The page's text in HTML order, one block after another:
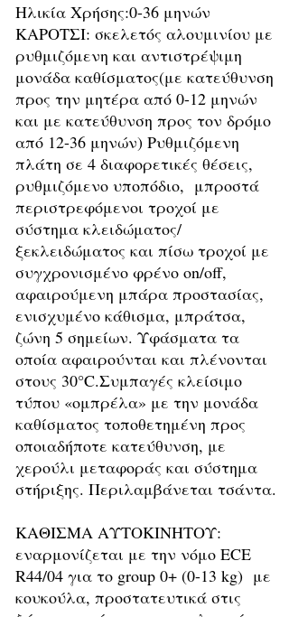
Ηλικία Χρήσης:0-36 μηνών
ΚΑΡΟΤΣΙ: σκελετός αλουμινίου με
ρυθμιζόμενη και αντιστρέψιμη
μονάδα καθίσματος(με κατεύθυνση
προς την μητέρα από 0-12 μηνών
και με κατεύθυνση προς τον δρόμο
από 12-36 μηνών) Ρυθμιζόμενη
πλάτη σε 4 διαφορετικές θέσεις,
ρυθμιζόμενο υποπόδιο, μπροστά
περιστρεφόμενοι τροχοί με
σύστημα κλειδώματος/
ξεκλειδώματος και πίσω τροχοί με
συγχρονισμένο φρένο on/off,
αφαιρούμενη μπάρα προστασίας,
ενισχυμένο κάθισμα, μπράτσα,
ζώνη 5 σημείων. Υφάσματα τα
οποία αφαιρούνται και πλένονται
στους 30°C.Συμπαγές κλείσιμο
τύπου «ομπρέλα» με την μονάδα
καθίσματος τοποθετημένη προς
οποιαδήποτε κατεύθυνση, με
χερούλι μεταφοράς και σύστημα
στήριξης. Περιλαμβάνεται τσάντα.
ΚΑΘΙΣΜΑ ΑΥΤΟΚΙΝΗΤΟΥ:
εναρμονίζεται με την νόμο ECE
R44/04 για το group 0+ (0-13 kg) με
κουκούλα, προστατευτικά στις